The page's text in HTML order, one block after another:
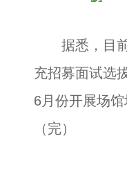
据悉，目前
充招募面试选
6月份开展场
（完）